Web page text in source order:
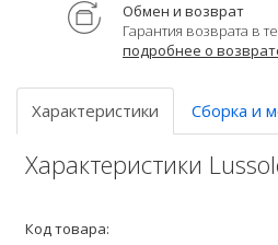
Обмен и возврат
Гарантия возврата в
подробнее о
Характеристики Сборка и
Характеристики
Код товара: